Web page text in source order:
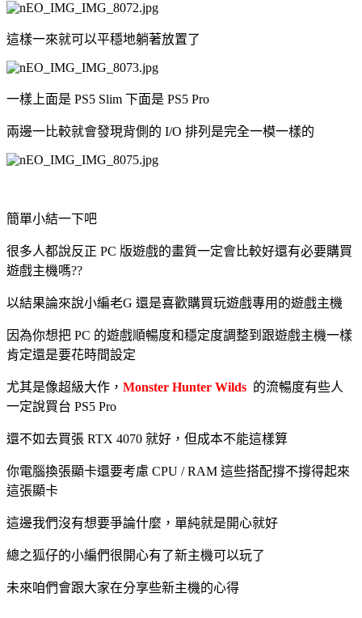
這樣一來就可以平穩地躺著放置了
一樣上面是 PS5 Slim 下面是 PS5 Pro
兩邊一比較就會發現背側的 I/O 排列是完全一模一樣的
簡單小結一下吧
很多人都說反正 PC 版遊戲的畫質一定會比較好還有必要購買
遊戲主機嗎??
以結果論來說小編老G 還是喜歡購買玩遊戲專用的遊戲主機
因為你想把 PC 的遊戲順暢度和穩定度調整到跟遊戲主機一樣
肯定還是要花時間設定
尤其是像超級大作， Monster Hunter Wilds 的流暢度有些人
一定說買台 PS5 Pro
還不如去買張 RTX 4070 就好，但成本不能這樣算
你電腦換張顯卡還要考慮 CPU / RAM 這些搭配撐不撐得起來
這張顯卡
這邊我們沒有想要爭論什麼，單純就是開心就好
總之狐仔的小編們很開心有了新主機可以玩了
未來咱們會跟大家在分享些新主機的心得